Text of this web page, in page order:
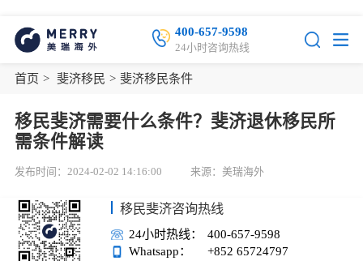
400-657-9598
24小时咨询热线
首页 > 斐济移民 > 斐济移民条件
移民斐济需要什么条件？斐济退休移民所
需条件解读
发布时间：2024-02-02 14:16:00 来源：美瑞海外
移民斐济咨询热线
24小时热线：
400-657-9598
Whatsapp：
+852 65724797